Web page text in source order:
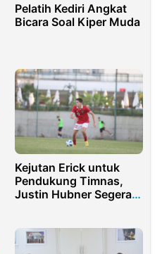
Pelatih Kediri Angkat
Bicara Soal Kiper Muda
Kejutan Erick untuk
Pendukung Timnas,
Justin Hubner Segera